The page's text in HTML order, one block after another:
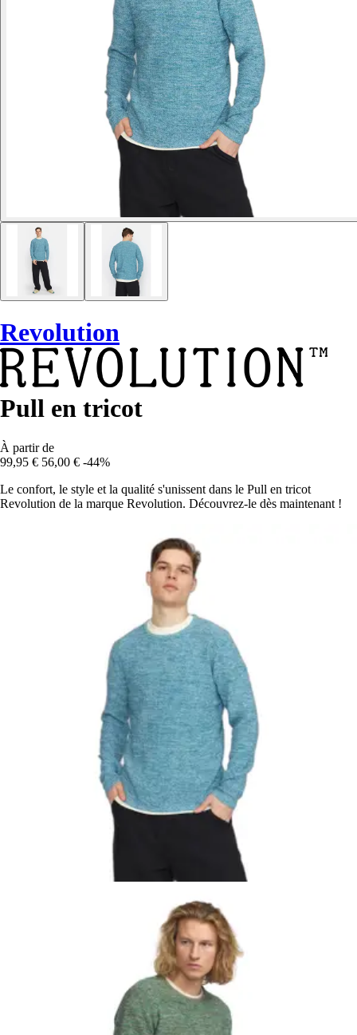
Revolution
Pull en tricot
À partir de
99,95 € 56,00 € -44%
Le confort, le style et la qualité s'unissent dans le Pull en tricot
Revolution de la marque Revolution. Découvrez-le dès maintenant !